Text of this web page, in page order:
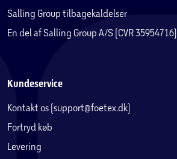
Salling Group tilbagekaldelser
En del af Salling Group A/S (CVR 35954716)
Kundeservice
Kontakt os (support@foetex.dk)
Fortryd køb
Levering